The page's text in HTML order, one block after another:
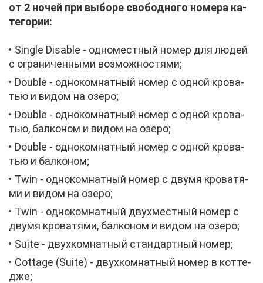
от 2 но­чей при вы­бо­ре сво­бод­но­го но­ме­ра ка­
те­го­рии:
Single Disable - од­но­мест­ный но­мер для лю­дей
с огра­ни­чен­ны­ми воз­мож­но­стя­ми;
Double - од­но­ком­нат­ный но­мер с од­ной кро­ва­
тью и ви­дом на озе­ро;
Double - од­но­ком­нат­ный но­мер с од­ной кро­ва­
тью, бал­ко­ном и ви­дом на озе­ро;
Double - од­но­ком­нат­ный но­мер с од­ной кро­ва­
тью и бал­ко­ном;
Twin - од­но­ком­нат­ный но­мер с дву­мя кро­ва­тя­
ми и ви­дом на озе­ро;
Twin - од­но­ком­нат­ный двух­мест­ный но­мер с
дву­мя кро­ва­тя­ми, бал­ко­ном и ви­дом на озе­ро;
Suite - двух­ком­нат­ный стан­дарт­ный но­мер;
Cottage (Suite) - двух­ком­нат­ный но­мер в кот­те­
дже;